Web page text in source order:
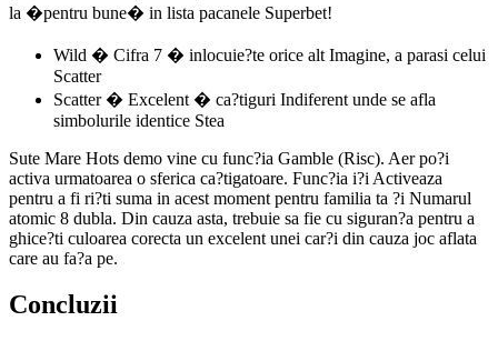
la �pentru bune� in lista pacanele Superbet!
Wild � Cifra 7 � inlocuie?te orice alt Imagine, a parasi celui
Scatter
Scatter � Excelent � ca?tiguri Indiferent unde se afla
simbolurile identice Stea
Sute Mare Hots demo vine cu func?ia Gamble (Risc). Aer po?i
activa urmatoarea o sferica ca?tigatoare. Func?ia i?i Activeaza
pentru a fi ri?ti suma in acest moment pentru familia ta ?i Numarul
atomic 8 dubla. Din cauza asta, trebuie sa fie cu siguran?a pentru a
ghice?ti culoarea corecta un excelent unei car?i din cauza joc aflata
care au fa?a pe.
Concluzii